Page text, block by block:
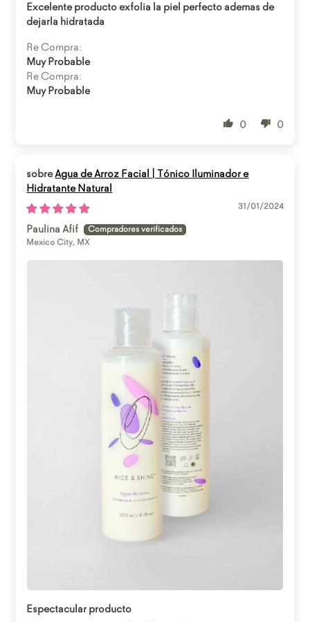
Excelente producto exfolia la piel perfecto ademas de
dejarla hidratada
Re Compra:
Muy Probable
Re Compra:
Muy Probable
0 0
Agua de Arroz Facial | Tónico Iluminador e
Hidratante Natural
31/01/2024
Paulina Afif
Mexico City, MX
Espectacular producto